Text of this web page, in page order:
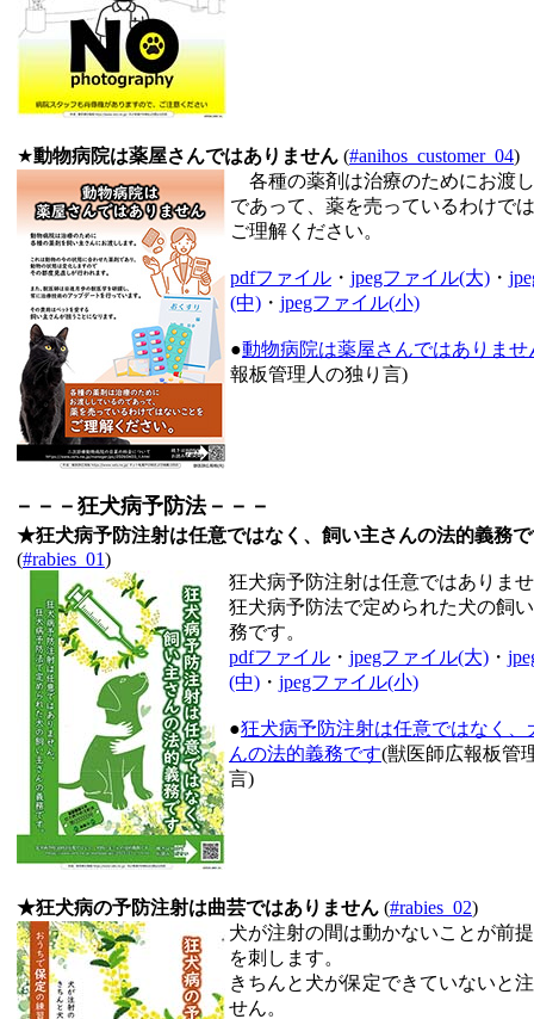
★動物病院は薬屋さんではありません (#anihos_customer_04)
各種の薬剤は治療のためにお渡
であって、薬を売っているわけで
ご理解ください。
pdfファイル ・ jpegファイル(大) ・
(中) ・ jpegファイル(小)
●動物病院は薬屋さんではありませ
報板管理人の独り言)
－－－狂犬病予防法－－－
★狂犬病予防注射は任意ではなく、飼い主さんの法的義務
(#rabies_01)
狂犬病予防注射は任意ではありま
狂犬病予防法で定められた犬の飼
務です。
pdfファイル ・ jpegファイル(大) ・
(中) ・ jpegファイル(小)
●狂犬病予防注射は任意ではなく、
んの法的義務です(獣医師広報板管
言)
★狂犬病の予防注射は曲芸ではありません (#rabies_02)
犬が注射の間は動かないことが前
を刺します。
きちんと犬が保定できていないと
せん。